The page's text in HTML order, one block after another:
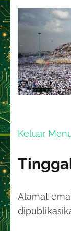
Keluar
Alamat